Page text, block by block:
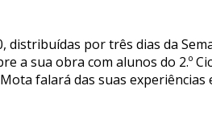
distribuídas por três dias da
a sua obra com alunos do 2.º
Mota falará das suas